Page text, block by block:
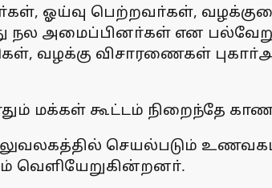
ஓய்வு பெற்றவா்கள்,
நல அமைப்பினா்கள் என
வழக்கு விசாரணைகள்
கூட்டம் நிறைந்தே
செயல்படும் உணவகம்
வெளியேறுகின்றனா்.